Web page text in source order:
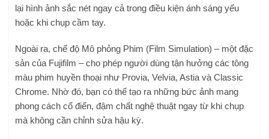
lại hình ảnh sắc nét ngay cả trong điều kiện ánh sáng yếu
hoặc khi chụp cầm tay.
Ngoài ra, chế độ Mô phỏng Phim (Film Simulation) – một đặc
sản của Fujifilm – cho phép người dùng tận hưởng các tông
màu phim huyền thoại như Provia, Velvia, Astia và Classic
Chrome. Nhờ đó, bạn có thể tạo ra những bức ảnh mang
phong cách cổ điển, đậm chất nghệ thuật ngay từ khi chụp
mà không cần chỉnh sửa hậu kỳ.